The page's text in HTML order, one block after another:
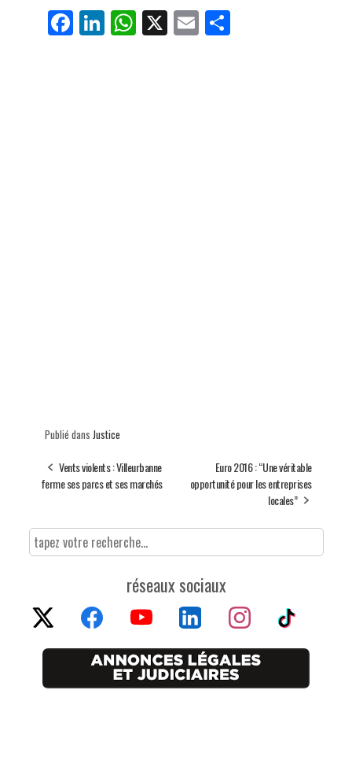
Fa
ce
Li
nk
W
ha
X E
m
Pa
Publié dans Justice
Vents violents : Villeurbanne
ferme ses parcs et ses marchés
Euro 2016 : “Une véritable
opportunité pour les entreprises
locales”
réseaux sociaux